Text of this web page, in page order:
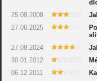
25.08.2009
27.06.2025
27.08.2024
30.01.2012
06.12.2011